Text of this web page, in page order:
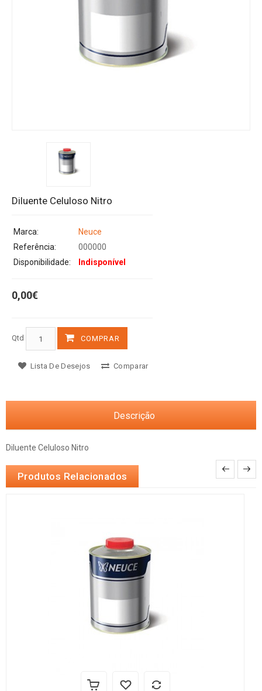
Diluente Celuloso Nitro
Marca:
Neuce
Referência:
000000
Disponibilidade:
Indisponível
0,00€
Qtd COMPRAR
Lista De Desejos Comparar
Descrição
Diluente Celuloso Nitro
Produtos Relacionados